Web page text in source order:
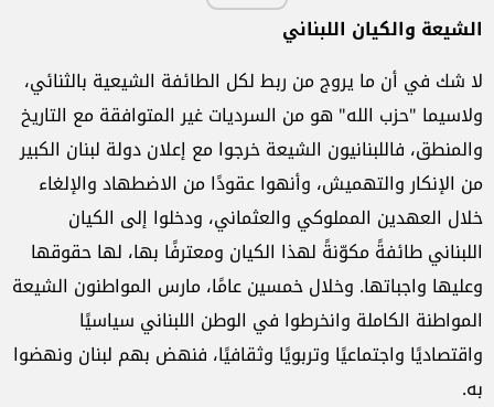
الشيعة والكيان اللبناني
لا شك في أن ما يروج من ربط لكل الطائفة الشيعية بالثنائي،
ولاسيما "حزب الله" هو من السرديات غير المتوافقة مع التاريخ
والمنطق، فاللبنانيون الشيعة خرجوا مع إعلان دولة لبنان الكبير
من الإنكار والتهميش، وأنهوا عقودًا من الاضطهاد والإلغاء
خلال العهدين المملوكي والعثماني، ودخلوا إلى الكيان
اللبناني طائفةً مكوّنةً لهذا الكيان ومعترفًا بها، لها حقوقها
وعليها واجباتها. وخلال خمسين عامًا، مارس المواطنون الشيعة
المواطنة الكاملة وانخرطوا في الوطن اللبناني سياسيًا
واقتصاديًا واجتماعيًا وتربويًا وثقافيًا، فنهض بهم لبنان ونهضوا
به.